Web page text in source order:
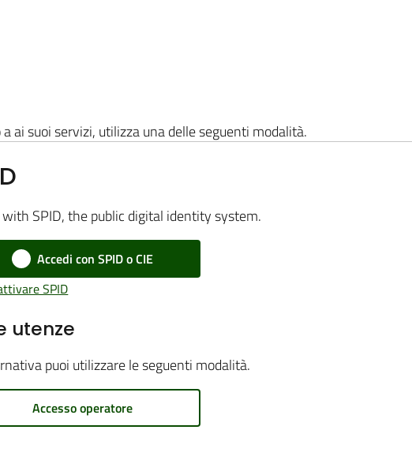
ai suoi servizi, utilizza una delle seguenti modalità.
SPID, the public digital identity system.
Accedi con SPID o CIE
SPID
utenze
puoi utilizzare le seguenti modalità.
Accesso operatore